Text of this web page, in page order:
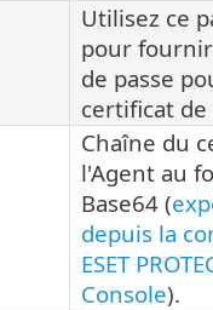
Utilisez ce
pour
de passe
certificat
Chaîne du
l'Agent au
Base64 (
depuis la
ESET
Console).